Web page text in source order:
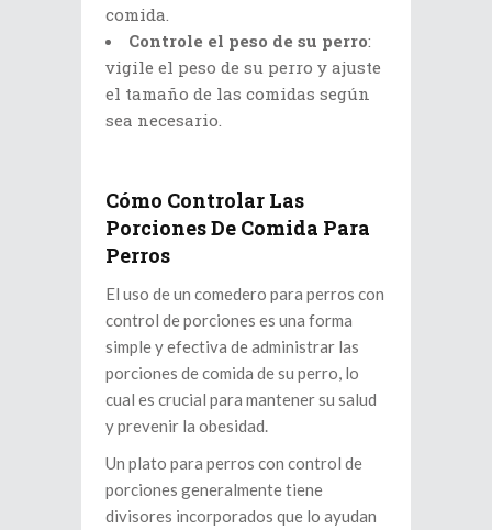
comida.
Controle el peso de su perro:
vigile el peso de su perro y ajuste
el tamaño de las comidas según
sea necesario.
Cómo Controlar Las
Porciones De Comida Para
Perros
El uso de un comedero para perros con
control de porciones es una forma
simple y efectiva de administrar las
porciones de comida de su perro, lo
cual es crucial para mantener su salud
y prevenir la obesidad.
Un plato para perros con control de
porciones generalmente tiene
divisores incorporados que lo ayudan